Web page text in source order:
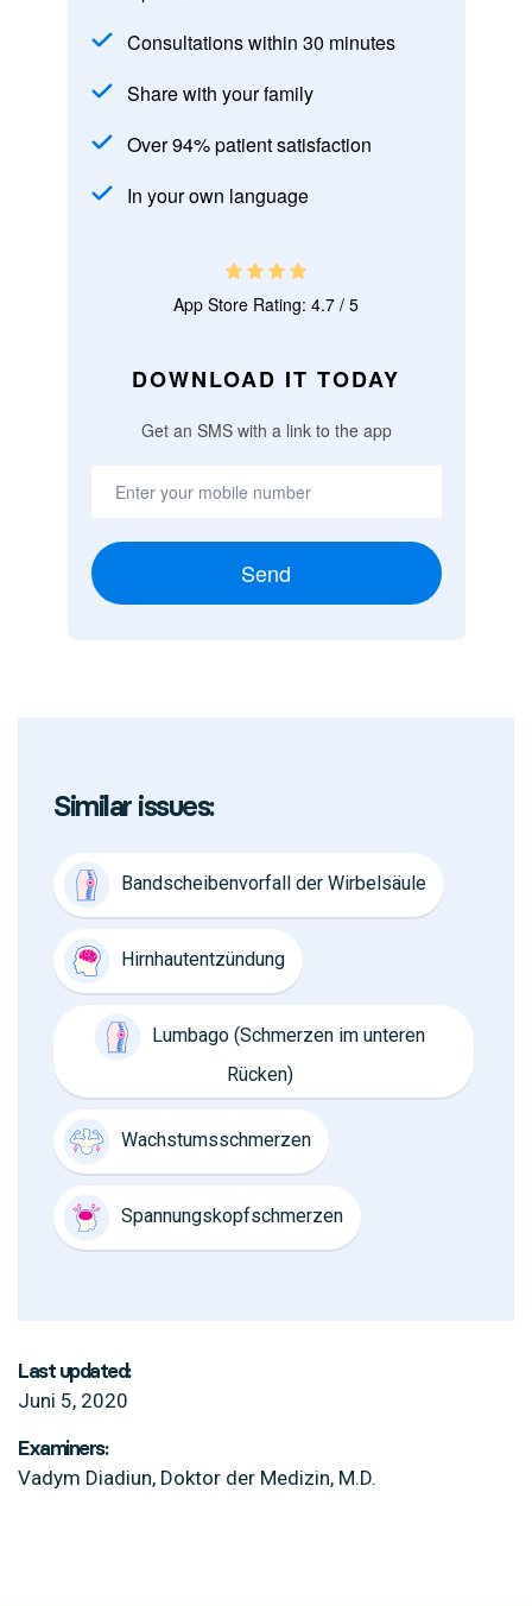
Consultations within 30 minutes
Share with your family
Over 94% patient satisfaction
In your own language
App Store Rating: 4.7 / 5
DOWNLOAD IT TODAY
Get an SMS with a link to the app
Send
Similar issues:
Bandscheibenvorfall der Wirbelsäule
Hirnhautentzündung
Lumbago (Schmerzen im unteren
Rücken)
Wachstumsschmerzen
Spannungskopfschmerzen
Last updated:
Juni 5, 2020
Examiners:
Vadym Diadiun, Doktor der Medizin, M.D.